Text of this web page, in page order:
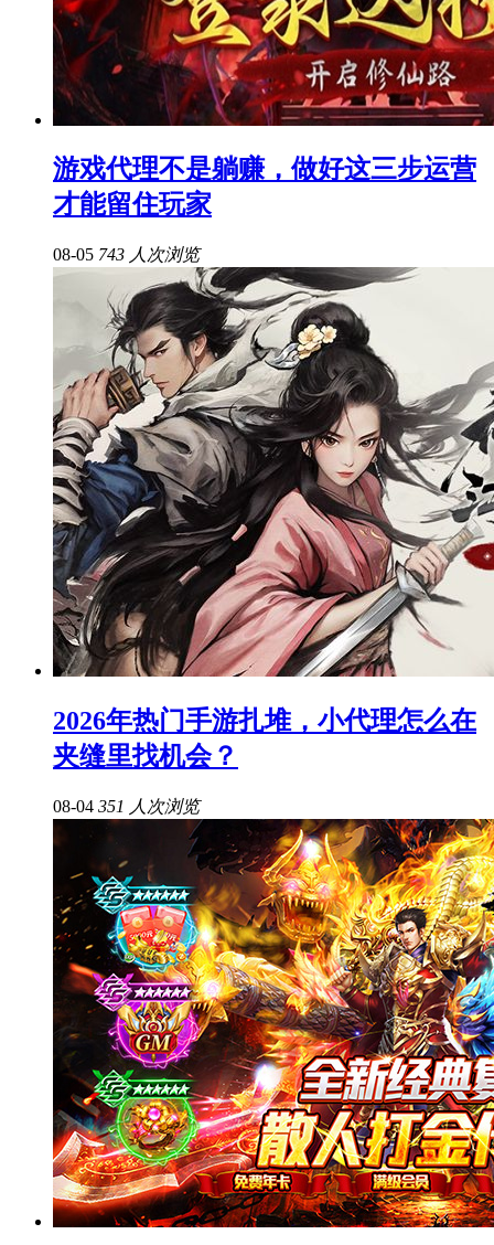
游戏代理不是躺赚，做好这三步运营
才能留住玩家
08-05 743 人次浏览
2026年热门手游扎堆，小代理怎么在
夹缝里找机会？
08-04 351 人次浏览